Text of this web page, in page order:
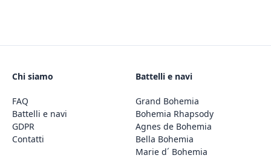
Chi siamo
FAQ
Battelli e navi
GDPR
Contatti
Battelli e navi
Grand Bohemia
Bohemia Rhapsody
Agnes de Bohemia
Bella Bohemia
Marie d´ Bohemia